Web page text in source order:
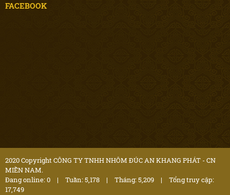
FACEBOOK
2020 Copyright CÔNG TY TNHH NHÔM ĐÚC AN KHANG PHÁT - CN
MIỀN NAM.
Đang online: 0
| Tuần: 5,178 | Tháng: 5,209 |
Tổng truy cập:
17,749